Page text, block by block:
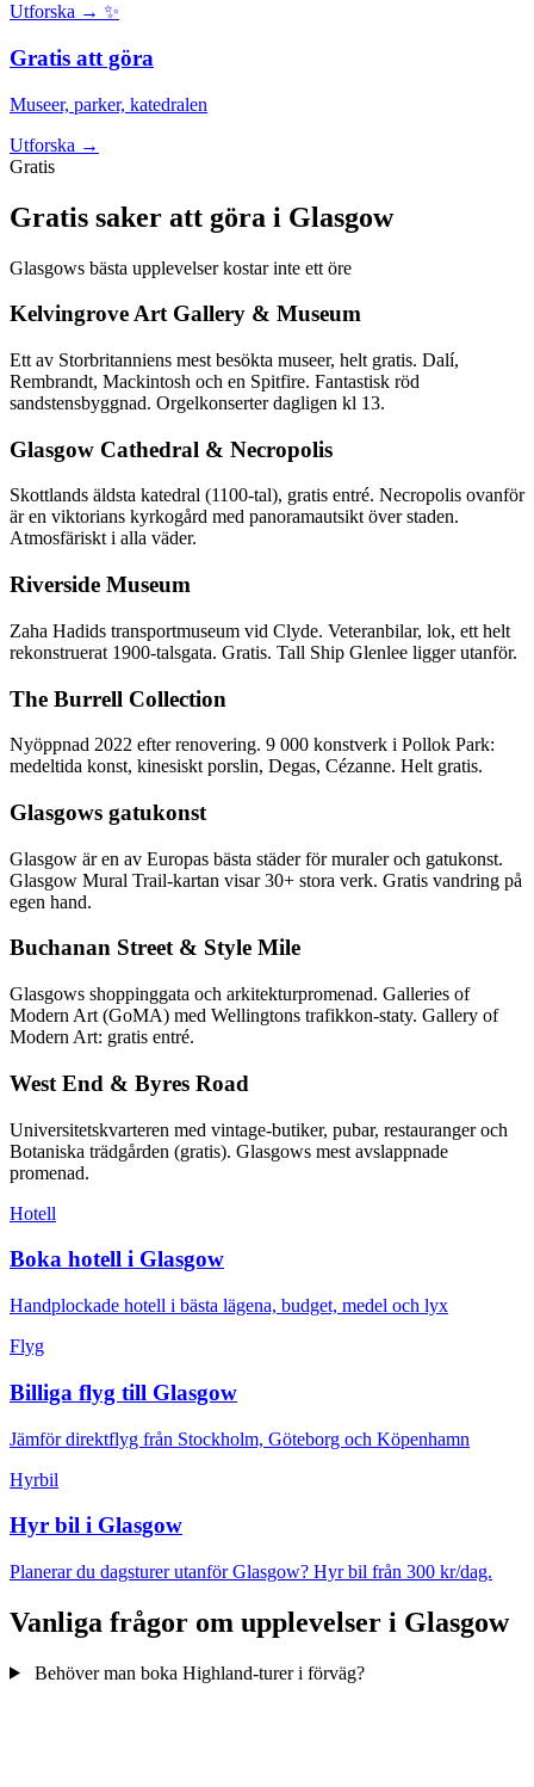
Utforska → ✨
Gratis att göra
Museer, parker, katedralen
Utforska →
Gratis
Gratis saker att göra i Glasgow
Glasgows bästa upplevelser kostar inte ett öre
Kelvingrove Art Gallery & Museum
Ett av Storbritanniens mest besökta museer, helt gratis. Dalí,
Rembrandt, Mackintosh och en Spitfire. Fantastisk röd
sandstensbyggnad. Orgelkonserter dagligen kl 13.
Glasgow Cathedral & Necropolis
Skottlands äldsta katedral (1100-tal), gratis entré. Necropolis ovanför
är en viktorians kyrkogård med panoramautsikt över staden.
Atmosfäriskt i alla väder.
Riverside Museum
Zaha Hadids transportmuseum vid Clyde. Veteranbilar, lok, ett helt
rekonstruerat 1900-talsgata. Gratis. Tall Ship Glenlee ligger utanför.
The Burrell Collection
Nyöppnad 2022 efter renovering. 9 000 konstverk i Pollok Park:
medeltida konst, kinesiskt porslin, Degas, Cézanne. Helt gratis.
Glasgows gatukonst
Glasgow är en av Europas bästa städer för muraler och gatukonst.
Glasgow Mural Trail-kartan visar 30+ stora verk. Gratis vandring på
egen hand.
Buchanan Street & Style Mile
Glasgows shoppinggata och arkitekturpromenad. Galleries of
Modern Art (GoMA) med Wellingtons trafikkon-staty. Gallery of
Modern Art: gratis entré.
West End & Byres Road
Universitetskvarteren med vintage-butiker, pubar, restauranger och
Botaniska trädgården (gratis). Glasgows mest avslappnade
promenad.
Hotell
Boka hotell i Glasgow
Handplockade hotell i bästa lägena, budget, medel och lyx
Flyg
Billiga flyg till Glasgow
Jämför direktflyg från Stockholm, Göteborg och Köpenhamn
Hyrbil
Hyr bil i Glasgow
Planerar du dagsturer utanför Glasgow? Hyr bil från 300 kr/dag.
Vanliga frågor om upplevelser i Glasgow
Behöver man boka Highland-turer i förväg?